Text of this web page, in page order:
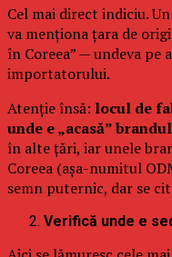
Cel mai direct indiciu.
va menționa țara de
în Coreea” — undeva pe
importatorului.
Atenție însă: locul de
unde e „acasă”
în alte țări, iar unele
Coreea (așa-numitul
semn puternic, dar se
Verifică unde e